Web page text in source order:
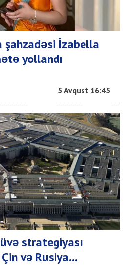
şahzadəsi İzabella
yollandı
5 Avqust 16:45
strategiyası
və Rusiya...